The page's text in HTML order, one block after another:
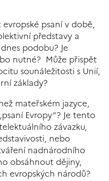
psaní v době,
představy a
podobu? Je
nutné? Může přispět
sounáležitosti s Unií,
základy?
mateřském jazyce,
Evropy“? Je tento
závazku,
nebo
nadnárodního
obsáhnout dějiny,
evropských národů?